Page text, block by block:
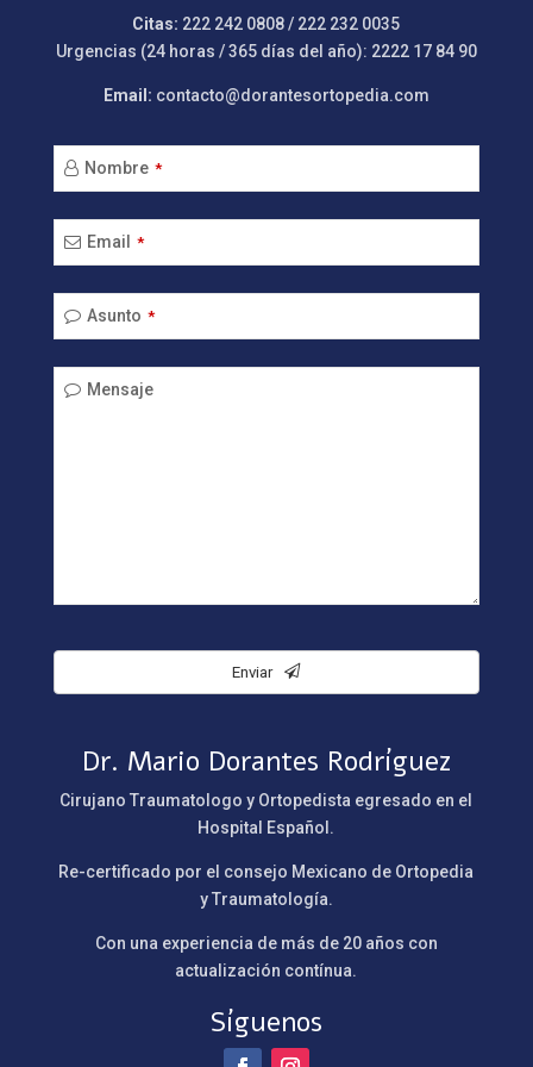
Citas: 222 242 0808 / 222 232 0035
Urgencias (24 horas / 365 días del año): 2222 17 84 90
Email: contacto@dorantesortopedia.com
Nombre *
Email *
Asunto *
Company
Mensaje
Enviar
Dr. Mario Dorantes Rodríguez
Cirujano Traumatologo y Ortopedista egresado en el
Hospital Español.
Re-certificado por el consejo Mexicano de Ortopedia
y Traumatología.
Con una experiencia de más de 20 años con
actualización contínua.
Síguenos